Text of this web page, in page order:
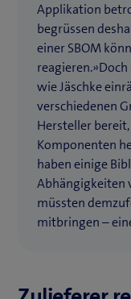
Applikation
begrüssen
einer SBOM
wie Jäschke
verschiedenen
Hersteller
Komponenten
haben einige
Abhängigkeiten
müssten
mitbringen –